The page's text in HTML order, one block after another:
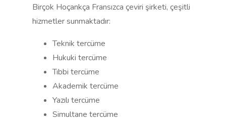
Birçok Hoçankça Fransızca çeviri şirketi, çeşitli
hizmetler sunmaktadır:
Teknik tercüme
Hukuki tercüme
Tıbbi tercüme
Akademik tercüme
Yazılı tercüme
Simultane tercüme